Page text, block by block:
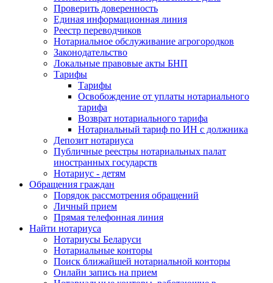
Проверить доверенность
Единая информационная линия
Реестр переводчиков
Нотариальное обслуживание агрогородков
Законодательство
Локальные правовые акты БНП
Тарифы
Тарифы
Освобождение от уплаты нотариального
тарифа
Возврат нотариального тарифа
Нотариальный тариф по ИН с должника
Депозит нотариуса
Публичные реестры нотариальных палат
иностранных государств
Нотариус - детям
Обращения граждан
Порядок рассмотрения обращений
Личный прием
Прямая телефонная линия
Найти нотариуса
Нотариусы Беларуси
Нотариальные конторы
Поиск ближайшей нотариальной конторы
Онлайн запись на прием